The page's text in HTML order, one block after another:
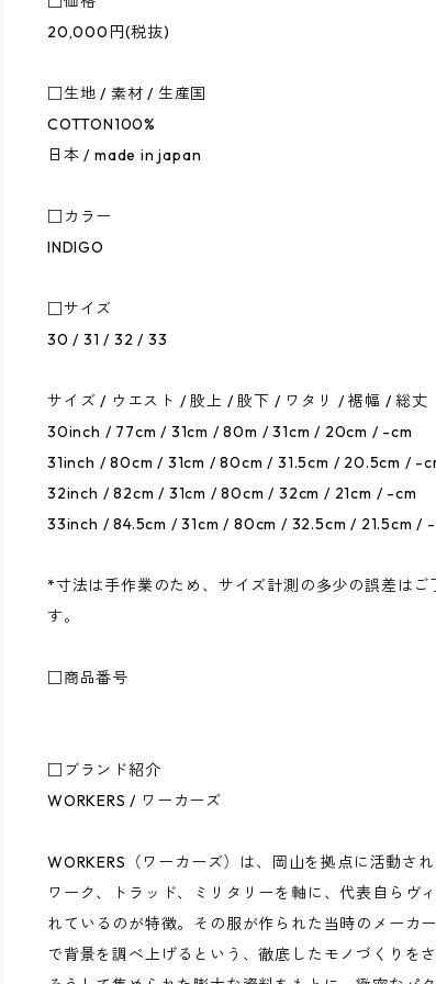
20,000円(税抜)
□生地 / 素材 / 生産国
COTTON100%
日本 / made in japan
□カラー
INDIGO
□サイズ
30 / 31 / 32 / 33
サイズ / ウエスト / 股上 / 股下 / ワタリ / 裾幅 / 総丈
30inch / 77cm / 31cm / 80m / 31cm / 20cm / -cm
31inch / 80cm / 31cm / 80cm / 31.5cm / 20.5cm / -
32inch / 82cm / 31cm / 80cm / 32cm / 21cm / -cm
33inch / 84.5cm / 31cm / 80cm / 32.5cm / 21.5cm /
*寸法は手作業のため、サイズ計測の多少の誤差は
す。
□商品番号
□ブランド紹介
WORKERS / ワーカーズ
WORKERS（ワーカーズ）は、岡山を拠点に活動さ
ワーク、トラッド、ミリタリーを軸に、代表自らヴ
れているのが特徴。その服が作られた当時のメーカ
で背景を調べ上げるという、徹底したモノづくりを